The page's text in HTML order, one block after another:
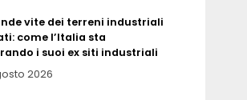
vite dei terreni industriali
come l’Italia sta
i suoi ex siti industriali
2026